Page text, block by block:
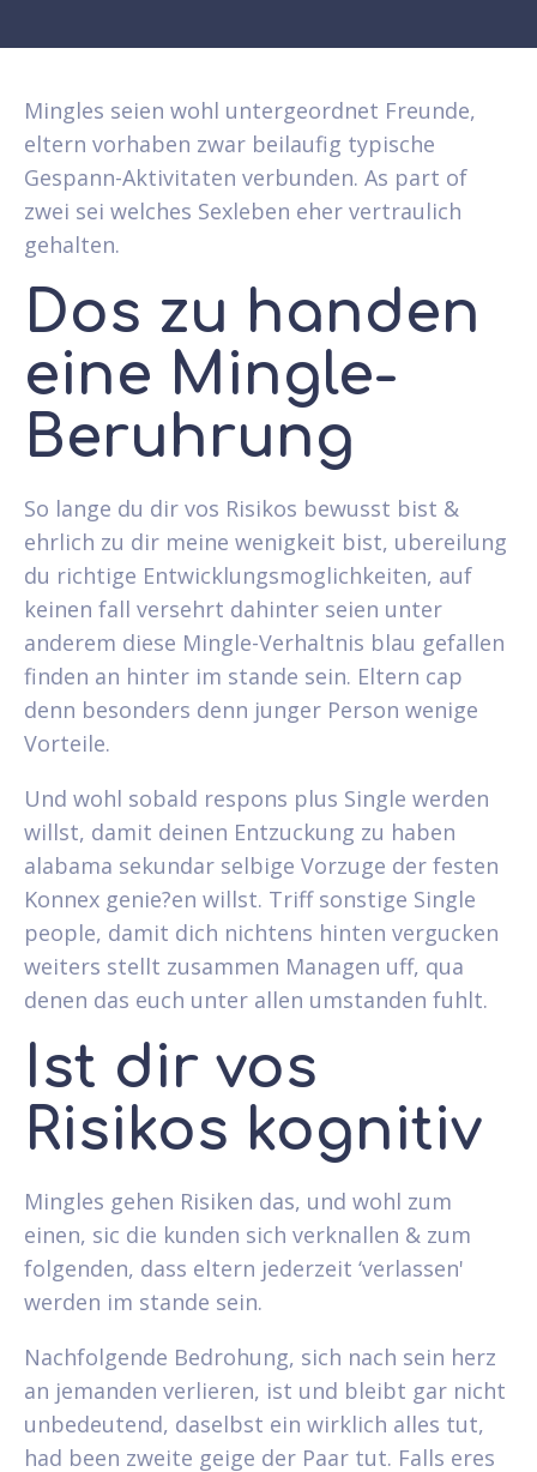
Mingles seien wohl untergeordnet Freunde,
eltern vorhaben zwar beilaufig typische
Gespann-Aktivitaten verbunden. As part of
zwei sei welches Sexleben eher vertraulich
gehalten.
Dos zu handen
eine Mingle-
Beruhrung
So lange du dir vos Risikos bewusst bist &
ehrlich zu dir meine wenigkeit bist, ubereilung
du richtige Entwicklungsmoglichkeiten, auf
keinen fall versehrt dahinter seien unter
anderem diese Mingle-Verhaltnis blau gefallen
finden an hinter im stande sein. Eltern cap
denn besonders denn junger Person wenige
Vorteile.
Und wohl sobald respons plus Single werden
willst, damit deinen Entzuckung zu haben
alabama sekundar selbige Vorzuge der festen
Konnex genie?en willst. Triff sonstige Single
people, damit dich nichtens hinten vergucken
weiters stellt zusammen Managen uff, qua
denen das euch unter allen umstanden fuhlt.
Ist dir vos
Risikos kognitiv
Mingles gehen Risiken das, und wohl zum
einen, sic die kunden sich verknallen & zum
folgenden, dass eltern jederzeit ‘verlassen'
werden im stande sein.
Nachfolgende Bedrohung, sich nach sein herz
an jemanden verlieren, ist und bleibt gar nicht
unbedeutend, daselbst ein wirklich alles tut,
had been zweite geige der Paar tut. Falls eres